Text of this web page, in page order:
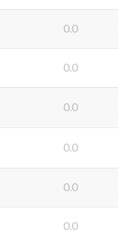
0.0
0.0
0.0
0.0
0.0
0.0